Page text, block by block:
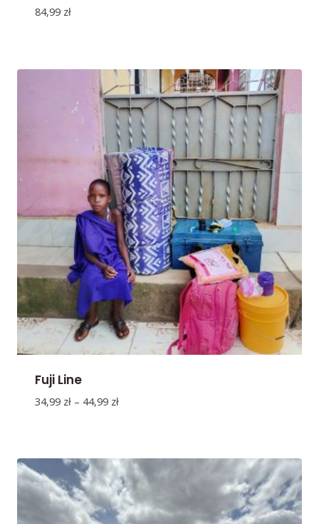
84,99 zł
Fuji Line
34,99 zł – 44,99 złZakres
do
44,99 zł